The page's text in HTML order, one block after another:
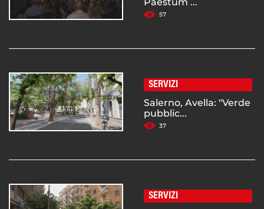
57
SERVIZI
Salerno, Avella: "Verde
pubblic...
37
SERVIZI